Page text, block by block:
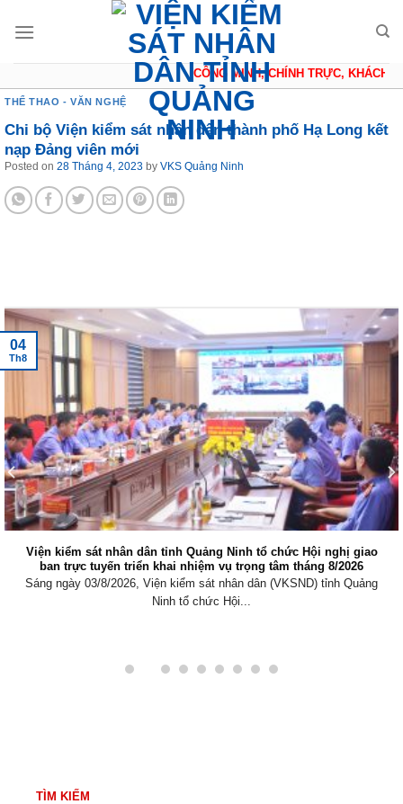
CÔNG MINH, CHÍNH TRỰC, KHÁCH
THỂ THAO - VĂN NGHỆ
Chi bộ Viện kiểm sát nhân dân thành phố Hạ Long kết
nạp Đảng viên mới
Posted on 28 Tháng 4, 2023 by VKS Quảng Ninh
Viện kiểm sát nhân dân tỉnh Quảng Ninh tổ chức Hội nghị giao
ban trực tuyến triển khai nhiệm vụ trọng tâm tháng 8/2026
Sáng ngày 03/8/2026, Viện kiểm sát nhân dân (VKSND) tỉnh Quảng
Ninh tổ chức Hội...
04
Th8
TÌM KIẾM